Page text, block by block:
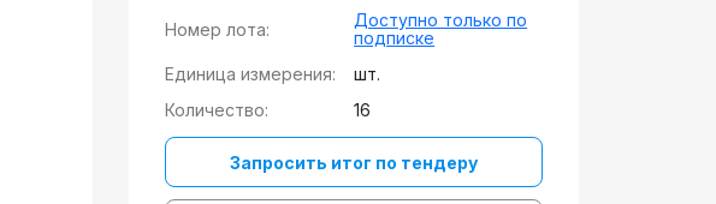
Номер лота:
Доступно только по
подписке
Единица измерения:
шт.
Количество:
16
Запросить итог по тендеру